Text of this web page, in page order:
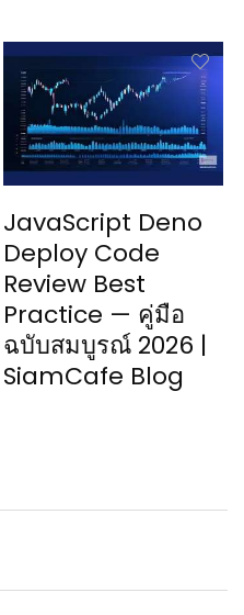
JavaScript Deno
Deploy Code
Review Best
Practice — คู่มือ
ฉบับสมบูรณ์ 2026 |
SiamCafe Blog